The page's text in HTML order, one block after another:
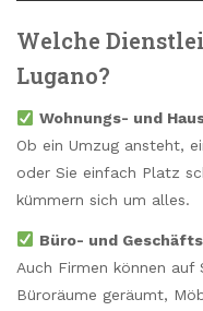
Welche
Lugano?
Wohnungs- und
Ob ein Umzug ansteht,
oder Sie einfach Platz
kümmern sich um alles.
Büro- und
Auch Firmen können
Büroräume geräumt,